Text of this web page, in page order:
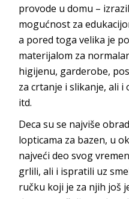
provode u domu –
mogućnost za
a pored toga velika je
materijalom za
higijenu, garderobe,
za crtanje i slikanje, ali i
itd.
Deca su se najviše
lopticama za bazen, u
najveći deo svog
grlili, ali i ispratili uz
ručku koji je za njih još